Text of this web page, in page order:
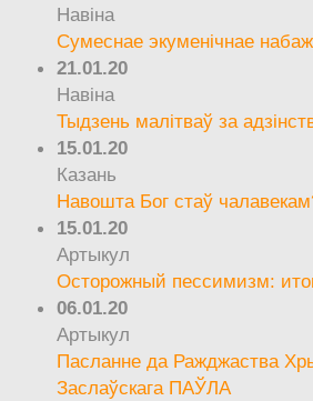
Навіна
Сумеснае экуменічнае
21.01.20
Навіна
Тыдзень малітваў за
15.01.20
Казань
Навошта Бог стаў
15.01.20
Артыкул
Осторожный пессимизм:
06.01.20
Артыкул
Пасланне да Ражджаства
Заслаўскага ПАЎЛА